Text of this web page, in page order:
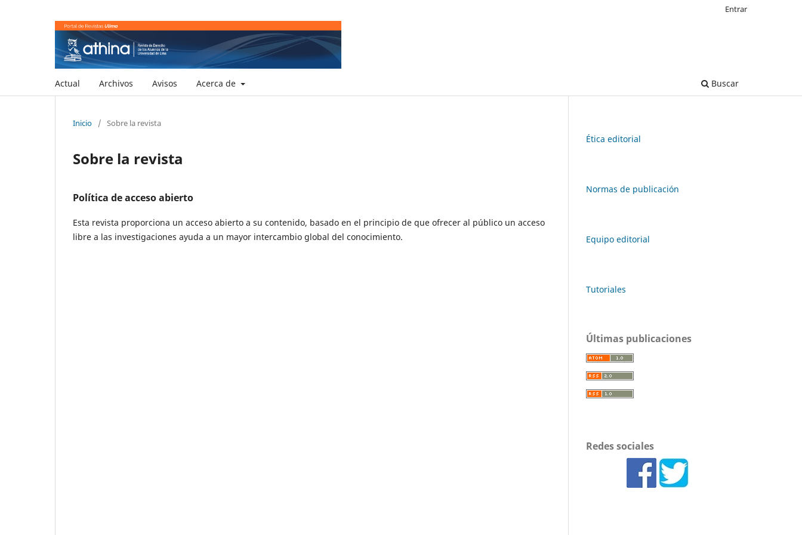
Actual Archivos Avisos Acerca de Buscar
Entrar
Inicio / Sobre la revista
Sobre la revista
Política de acceso abierto
Esta revista proporciona un acceso abierto a su contenido, basado en el principio de que ofrecer al público un acceso
libre a las investigaciones ayuda a un mayor intercambio global del conocimiento.
Ética editorial
Normas de publicación
Equipo editorial
Tutoriales
Últimas publicaciones
Redes sociales